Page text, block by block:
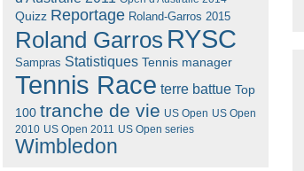
Quizz Reportage Roland-Garros 2015
Roland Garros RYSC
Sampras Statistiques Tennis manager
Tennis Race terre battue Top
100 tranche de vie US Open US Open
2010 US Open 2011 US Open series
Wimbledon